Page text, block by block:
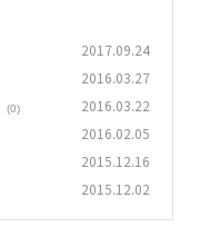
2017.09.24
2016.03.27
(0) 2016.03.22
2016.02.05
2015.12.16
2015.12.02